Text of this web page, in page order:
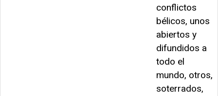
conflictos
bélicos, unos
abiertos y
difundidos a
todo el
mundo, otros,
soterrados,